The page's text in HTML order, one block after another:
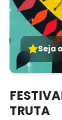
Seja
TRUTA